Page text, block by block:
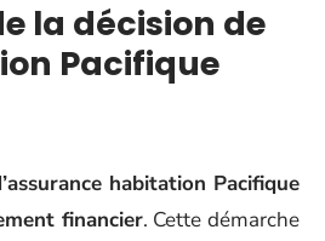
la décision de
Pacifique
habitation Pacifique
financier. Cette démarche